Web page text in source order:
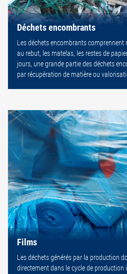
Déchets encombrants
Les déchets encombrants
au rebut, les matelas, les restes de
jours, une grande partie des déchets
par récupération de matière ou
Films
Les déchets générés par la production
directement dans le cycle de production